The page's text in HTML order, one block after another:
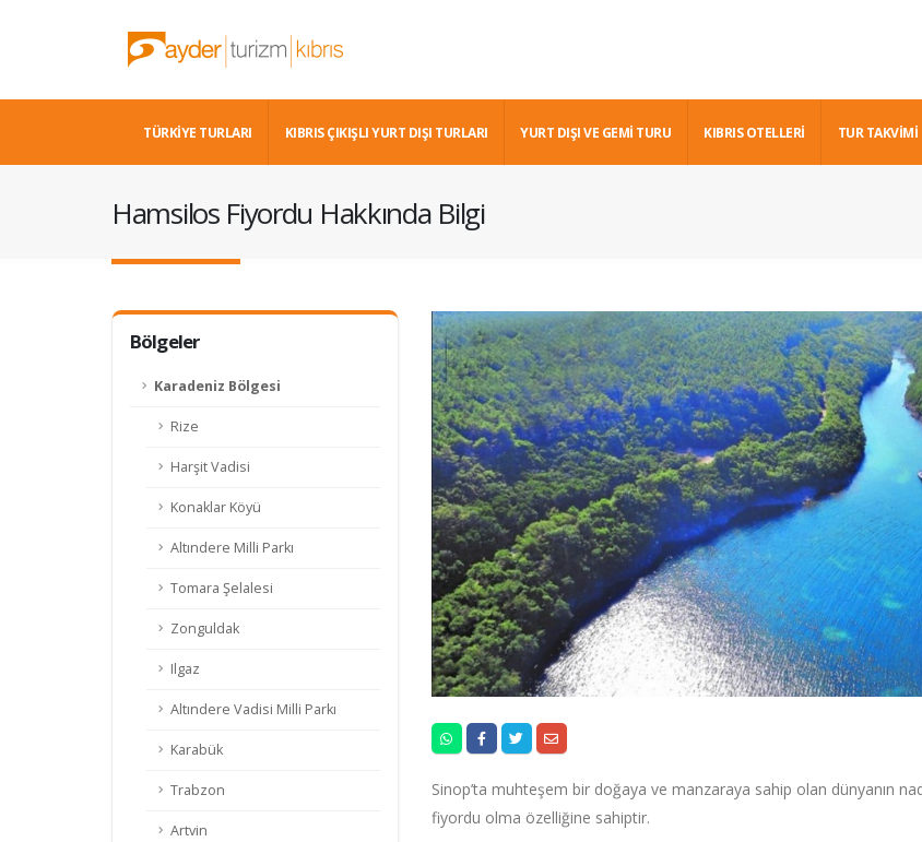
TÜRKİYE TURLARI KIBRIS ÇIKIŞLI YURT DIŞI TURLARI YURT DIŞI VE GEMI TURU KIBRIS OTELLERİ TUR TAKVİMİ
Hamsilos Fiyordu Hakkında Bilgi
Bölgeler
Karadeniz Bölgesi
Rize
Harşit Vadisi
Konaklar Köyü
Altındere Milli Parkı
Tomara Şelalesi
Zonguldak
Ilgaz
Altındere Vadisi Milli Parkı
Karabük
Trabzon
Artvin
Sinop’ta muhteşem bir doğaya ve manzaraya sahip olan dünyanın
fiyordu olma özelliğine sahiptir.